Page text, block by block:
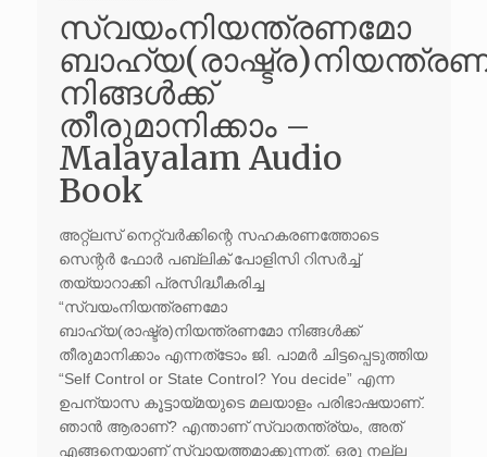
സ്വയംനിയന്ത്രണമോ
നിങ്ങൾക്ക്
തീരുമാനിക്കാം –
Malayalam Audio
Book
അറ്റ്ലസ് നെറ്റ്വർക്കിന്റെ സഹകരണത്തോടെ
സെന്റർ ഫോർ പബ്ലിക് പോളിസി റിസർച്ച്
തയ്യാറാക്കി പ്രസിദ്ധീകരിച്ച
“സ്വയംനിയന്ത്രണമോ
ബാഹ്യ(രാഷ്ട്ര)നിയന്ത്രണമോ നിങ്ങൾക്ക്
തീരുമാനിക്കാം എന്നത്ടോം ജി. പാമർ ചിട്ടപ്പെടുത്തിയ
“Self Control or State Control? You decide” എന്ന
ഉപന്യാസ കൂട്ടായ്മയുടെ മലയാളം പരിഭാഷയാണ്.
ഞാൻ ആരാണ്? എന്താണ് സ്വാതന്ത്ര്യം, അത്
എങ്ങനെയാണ് സ്വായത്തമാക്കുന്നത്. ഒരു നല്ല